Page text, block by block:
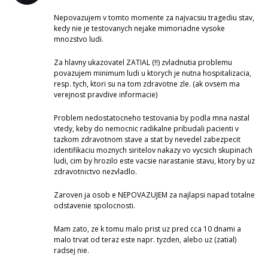
Nepovazujem v tomto momente za najvacsiu tragediu stav,
kedy nie je testovanych nejake mimoriadne vysoke
mnozstvo ludi.
Za hlavny ukazovatel ZATIAL (!!) zvladnutia problemu
povazujem minimum ludi u ktorych je nutna hospitalizacia,
resp. tych, ktori su na tom zdravotne zle. (ak ovsem ma
verejnost pravdive informacie)
Problem nedostatocneho testovania by podla mna nastal
vtedy, keby do nemocnic radikalne pribudali pacienti v
tazkom zdravotnom stave a stat by nevedel zabezpecit
identifikaciu moznych siritelov nakazy vo vycsich skupinach
ludi, cim by hrozilo este vacsie narastanie stavu, ktory by uz
zdravotnictvo nezvladlo.
Zaroven ja osob e NEPOVAZUJEM za najlapsi napad totalne
odstavenie spolocnosti.
Mam zato, ze k tomu malo prist uz pred cca 10 dnami a
malo trvat od teraz este napr. tyzden, alebo uz (zatial)
radsej nie.